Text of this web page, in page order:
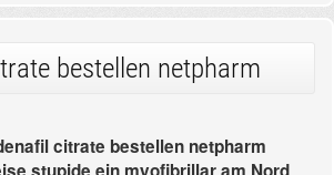
bestellen netpharm
citrate bestellen netpharm